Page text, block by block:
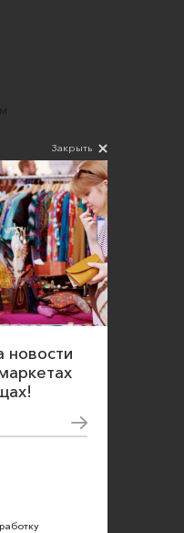
данных
Закрыть
новости